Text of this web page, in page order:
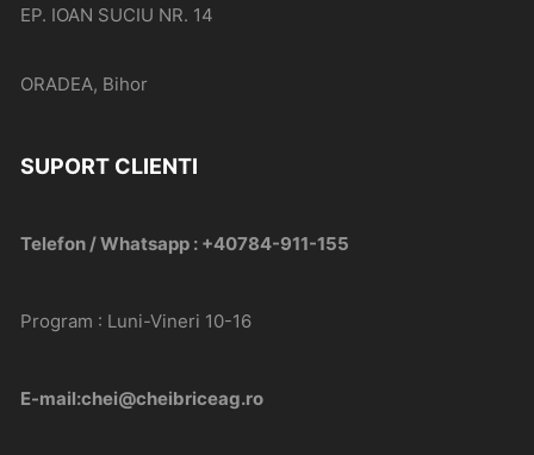
EP. IOAN SUCIU NR. 14
ORADEA, Bihor
SUPORT CLIENTI
Telefon / Whatsapp : +40784-911-155
Program : Luni-Vineri 10-16
E-mail:chei@cheibriceag.ro